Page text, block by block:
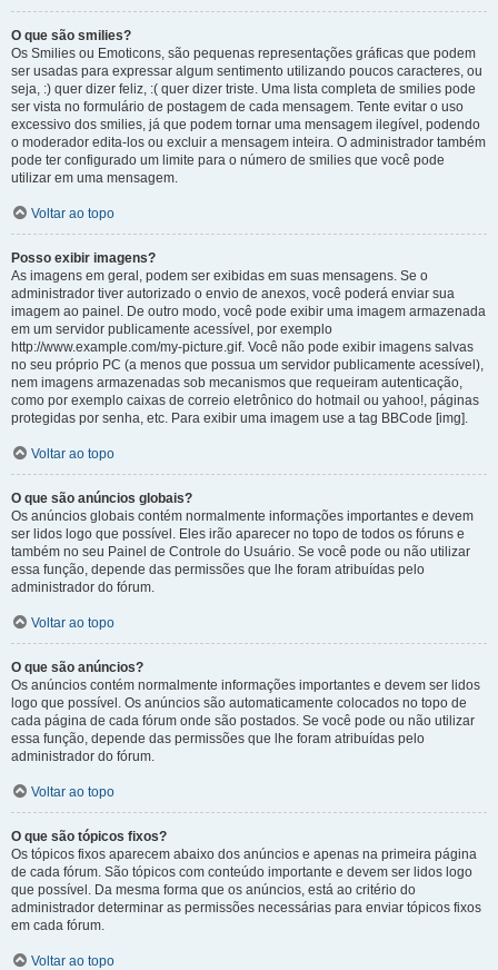
O que são smilies?
Os Smilies ou Emoticons, são pequenas representações gráficas que podem
ser usadas para expressar algum sentimento utilizando poucos caracteres, ou
seja, :) quer dizer feliz, :( quer dizer triste. Uma lista completa de smilies pode
ser vista no formulário de postagem de cada mensagem. Tente evitar o uso
excessivo dos smilies, já que podem tornar uma mensagem ilegível, podendo
o moderador edita-los ou excluir a mensagem inteira. O administrador também
pode ter configurado um limite para o número de smilies que você pode
utilizar em uma mensagem.
Voltar ao topo
Posso exibir imagens?
As imagens em geral, podem ser exibidas em suas mensagens. Se o
administrador tiver autorizado o envio de anexos, você poderá enviar sua
imagem ao painel. De outro modo, você pode exibir uma imagem armazenada
em um servidor publicamente acessível, por exemplo
http://www.example.com/my-picture.gif. Você não pode exibir imagens salvas
no seu próprio PC (a menos que possua um servidor publicamente acessível),
nem imagens armazenadas sob mecanismos que requeiram autenticação,
como por exemplo caixas de correio eletrônico do hotmail ou yahoo!, páginas
protegidas por senha, etc. Para exibir uma imagem use a tag BBCode [img].
Voltar ao topo
O que são anúncios globais?
Os anúncios globais contém normalmente informações importantes e devem
ser lidos logo que possível. Eles irão aparecer no topo de todos os fóruns e
também no seu Painel de Controle do Usuário. Se você pode ou não utilizar
essa função, depende das permissões que lhe foram atribuídas pelo
administrador do fórum.
Voltar ao topo
O que são anúncios?
Os anúncios contém normalmente informações importantes e devem ser lidos
logo que possível. Os anúncios são automaticamente colocados no topo de
cada página de cada fórum onde são postados. Se você pode ou não utilizar
essa função, depende das permissões que lhe foram atribuídas pelo
administrador do fórum.
Voltar ao topo
O que são tópicos fixos?
Os tópicos fixos aparecem abaixo dos anúncios e apenas na primeira página
de cada fórum. São tópicos com conteúdo importante e devem ser lidos logo
que possível. Da mesma forma que os anúncios, está ao critério do
administrador determinar as permissões necessárias para enviar tópicos fixos
em cada fórum.
Voltar ao topo